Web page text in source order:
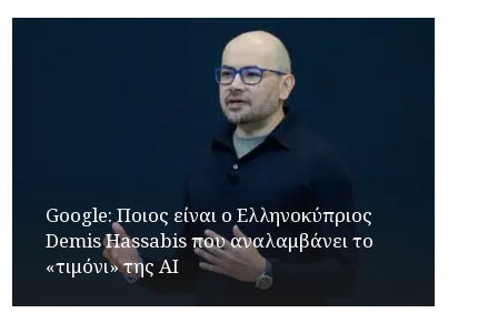
Google: Ποιος είναι ο Ελληνοκύπριος
Demis Hassabis που αναλαμβάνει το
«τιμόνι» της ΑΙ